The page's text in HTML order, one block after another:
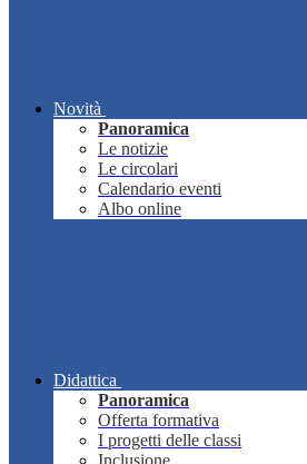
Novità
Panoramica
Le notizie
Le circolari
Calendario eventi
Albo online
Didattica
Panoramica
Offerta formativa
I progetti delle classi